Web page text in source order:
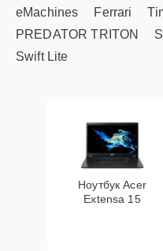
eMachines Ferrari
PREDATOR TRITON
Swift Lite
Ноутбук Acer
Extensa 15